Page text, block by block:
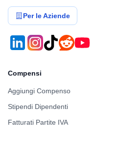
Per le Aziende
Compensi
Aggiungi Compenso
Stipendi Dipendenti
Fatturati Partite IVA